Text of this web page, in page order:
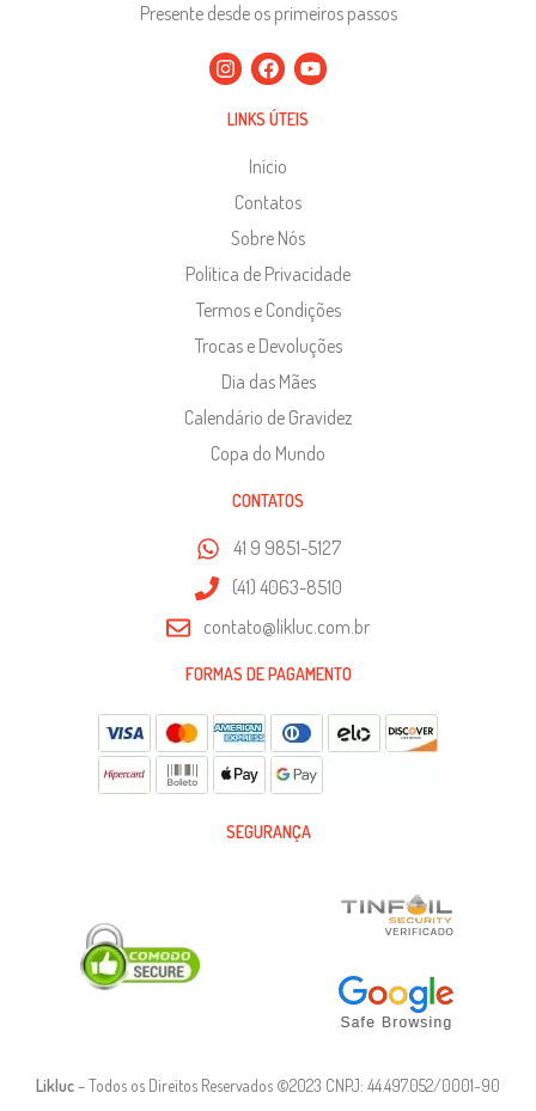
Presente desde os primeiros passos
LINKS ÚTEIS
Início
Contatos
Sobre Nós
Política de Privacidade
Termos e Condições
Trocas e Devoluções
Dia das Mães
Calendário de Gravidez
Copa do Mundo
CONTATOS
41 9 9851-5127
(41) 4063-8510
contato@likluc.com.br
FORMAS DE PAGAMENTO
SEGURANÇA
Likluc– Todos os Direitos Reservados ©2023 CNPJ: 44.497.052/0001-90